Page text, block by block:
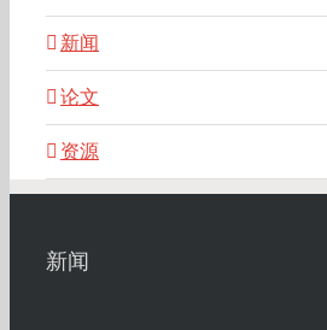
新闻
论文
资源
新闻